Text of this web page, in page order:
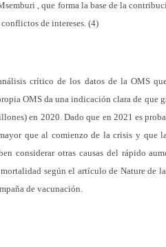
, que forma la base de la
de intereses. (4)
crítico de los datos de la OMS
OMS da una indicación clara de que
en 2020. Dado que en 2021 es
que al comienzo de la crisis y que
considerar otras causas del rápido
según el artículo de Nature de
de vacunación.